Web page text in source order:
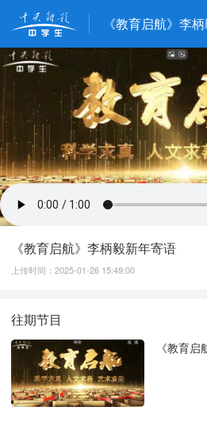
《教育启航》李
《教育启航》李柄毅新年寄语
上传时间：2025-01-26 15:49:00
往期节目
《教育